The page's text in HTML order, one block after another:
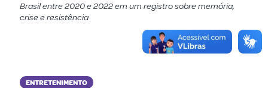
Brasil entre 2020 e 2022 em um registro sobre memória,
crise e resistência
ENTRETENIMENTO